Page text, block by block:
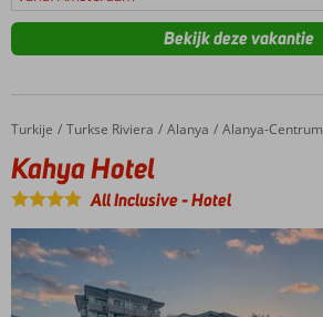
Bekijk deze vakantie
Home
Turkije Turkse Riviera Alanya Alanya-Centrum
Kahya Hotel
Kahya Hotel
All Inclusive-Hotel